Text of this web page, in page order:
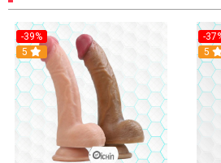
-39%
Hot
5
-
5